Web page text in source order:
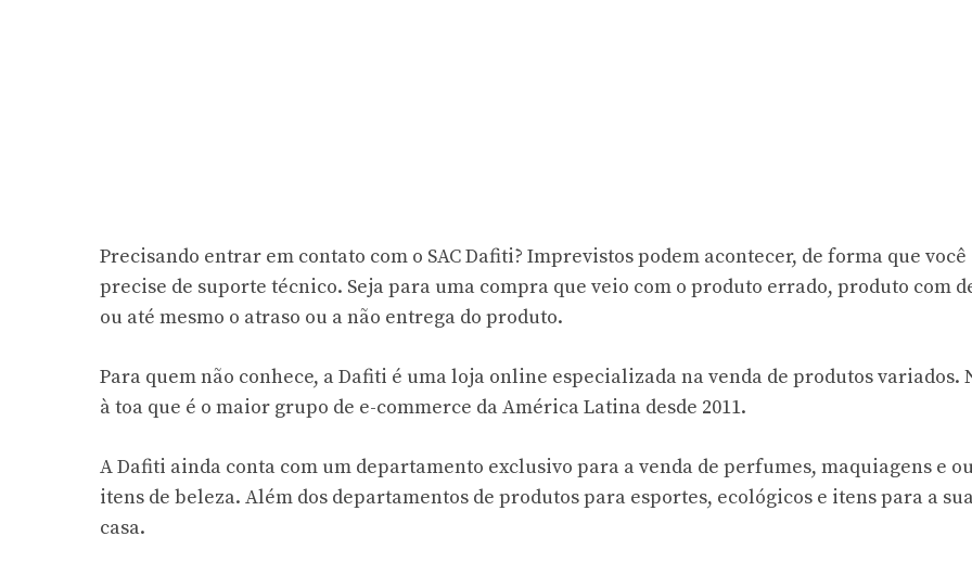
Precisando entrar em contato com o SAC Dafiti? Imprevistos podem acontecer, de forma que você
precise de suporte técnico. Seja para uma compra que veio com o produto errado, produto com
ou até mesmo o atraso ou a não entrega do produto.
Para quem não conhece, a Dafiti é uma loja online especializada na venda de produtos variados.
à toa que é o maior grupo de e-commerce da América Latina desde 2011.
A Dafiti ainda conta com um departamento exclusivo para a venda de perfumes, maquiagens e
itens de beleza. Além dos departamentos de produtos para esportes, ecológicos e itens para a
casa.